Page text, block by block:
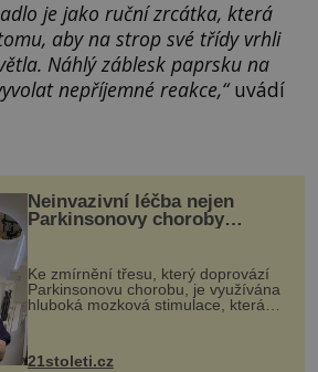
je jako ruční zrcátka, která
aby na strop své třídy vrhli
Náhlý záblesk paprsku na
nepříjemné reakce,“uvádí
Neinvazivní léčba nejen
Parkinsonovy choroby
Ke zmírnění třesu, který doprovází
Parkinsonovu chorobu, je využívána
hluboká mozková stimulace, která
však vyžaduje vysoce invazivní
zákrok. Ultrazvuk zase není vhodný
k dostatečně přesnému zacílení ...
21stoleti.cz